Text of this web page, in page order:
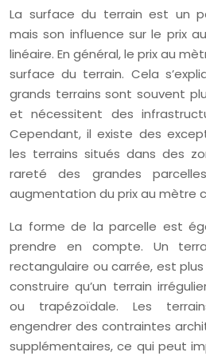
La surface du terrain est un
mais son influence sur le prix
linéaire. En général, le prix au
surface du terrain. Cela
grands terrains sont souvent
et nécessitent des
Cependant, il existe des
les terrains situés dans des
rareté des grandes
augmentation du prix au mètre
La forme de la parcelle est
prendre en compte. Un
rectangulaire ou carrée, est
construire qu’un terrain
ou trapézoïdale. Les
engendrer des contraintes
supplémentaires, ce qui peut